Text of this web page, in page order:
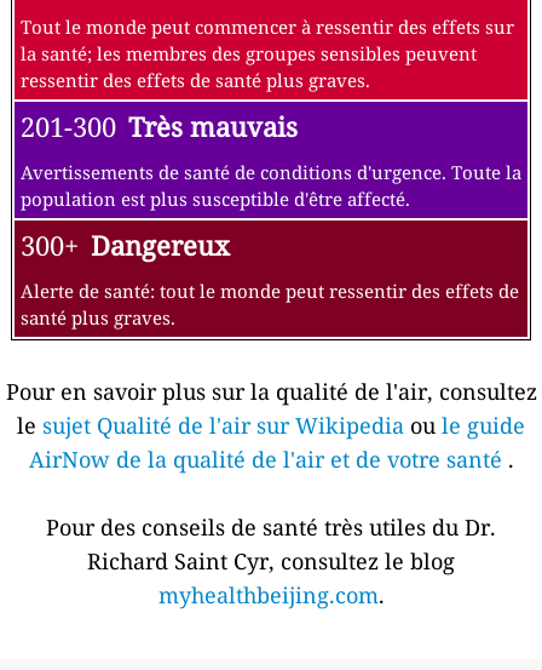
Tout le monde peut commencer à ressentir des effets sur
la santé; les membres des groupes sensibles peuvent
ressentir des effets de santé plus graves.
201-300 Très mauvais
Avertissements de santé de conditions d'urgence. Toute la
population est plus susceptible d'être affecté.
300+ Dangereux
Alerte de santé: tout le monde peut ressentir des effets de
santé plus graves.
Pour en savoir plus sur la qualité de l'air, consultez
le sujet Qualité de l'air sur Wikipedia ou le guide
AirNow de la qualité de l'air et de votre santé .
Pour des conseils de santé très utiles du Dr.
Richard Saint Cyr, consultez le blog
myhealthbeijing.com.